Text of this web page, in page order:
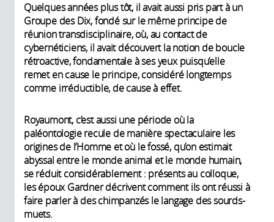
Quelques années plus tôt, il avait aussi pris part à un
Groupe des Dix, fondé sur le même principe de
réunion transdisciplinaire, où, au contact de
cybernéticiens, il avait découvert la notion de boucle
rétroactive, fondamentale à ses yeux puisqu’elle
remet en cause le principe, considéré longtemps
comme irréductible, de cause à effet.
Royaumont, c’est aussi une période où la
paléontologie recule de manière spectaculaire les
origines de l’Homme et où le fossé, qu’on estimait
abyssal entre le monde animal et le monde humain,
se réduit considérablement : présents au colloque,
les époux Gardner décrivent comment ils ont réussi à
faire parler à des chimpanzés le langage des sourds-
muets.